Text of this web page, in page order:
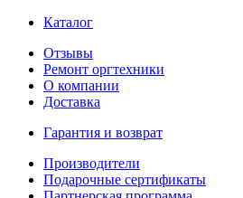
Каталог
Отзывы
Ремонт оргтехники
О компании
Доставка
Гарантия и возврат
Производители
Подарочные сертификаты